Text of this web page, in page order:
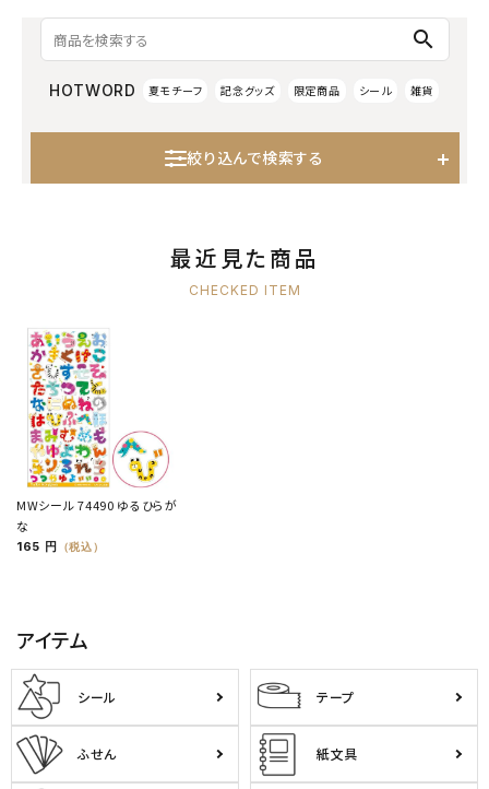
search
HOTWORD 夏モチーフ 記念グッズ 限定商品 シール 雑貨
絞り込んで検索する
最近見た商品
CHECKED ITEM
MWシール 74490 ゆるひらが
な
165 円 （税込）
アイテム
シール テープ
ふせん 紙文具